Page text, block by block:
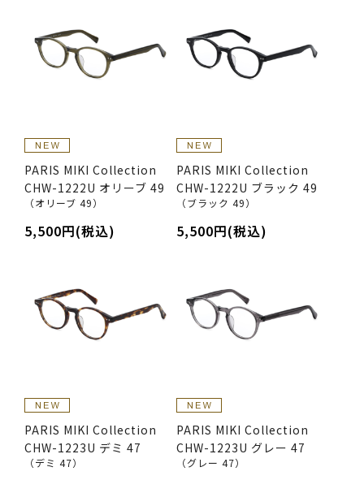
PARIS MIKI Collection
CHW-1222U オリーブ 49
（オリーブ 49）
5,500円(税込)
PARIS MIKI Collection
CHW-1222U ブラック 49
（ブラック 49）
5,500円(税込)
PARIS MIKI Collection
CHW-1223U デミ 47
（デミ 47）
PARIS MIKI Collection
CHW-1223U グレー 47
（グレー 47）